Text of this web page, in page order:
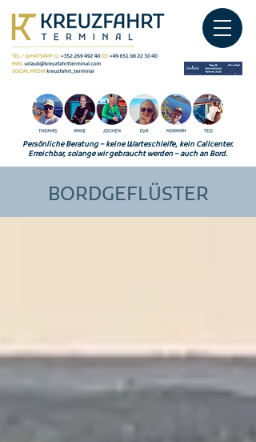
Persönliche Beratung – keine Warteschleife, kein Callcenter.
Erreichbar, solange wir gebraucht werden – auch an Bord.
BORDGEFLÜSTER